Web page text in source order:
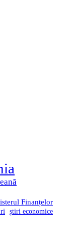
Finanțelor
știri economice